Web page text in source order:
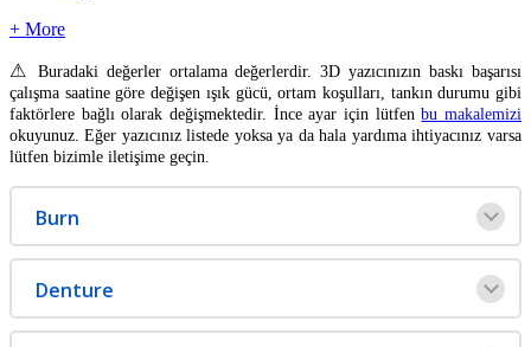
+ More
⚠ Buradaki değerler ortalama değerlerdir. 3D yazıcınızın baskı başarısı
çalışma saatine göre değişen ışık gücü ortam koşulları tankın durumu gibi
faktörlere bağlı olarak değişmektedir. İnce ayar için lütfen bu makalemizi
okuyunuz Eğer yazıcınız listede yoksa ya da hala yardıma ihtiyacınız varsa
lütfen bizimle iletişime geçin
Burn
Denture